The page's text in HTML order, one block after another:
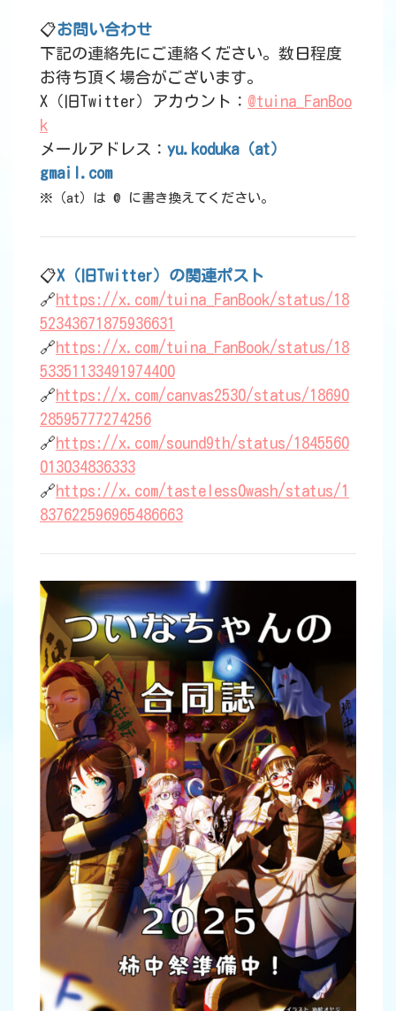
📋お問い合わせ
下記の連絡先にご連絡ください。数日程度
お待ち頂く場合がございます。
X（旧Twitter）アカウント： @tuina_FanBoo
k
メールアドレス： yu.koduka（at）
gmail.com
※（at）は @ に書き換えてください。
📋X（旧Twitter）の関連ポスト
🔗https://x.com/tuina_FanBook/status/18
52343671875936631
🔗https://x.com/tuina_FanBook/status/18
53351133491974400
🔗https://x.com/canvas2530/status/18690
28595777274256
🔗https://x.com/sound9th/status/1845560
013034836333
🔗https://x.com/tasteless0wash/status/1
837622596965486663